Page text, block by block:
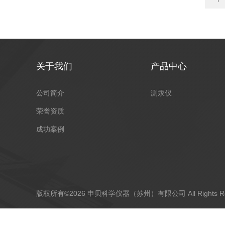
关于我们
公司简介
荣誉资质
成功案例
产品中心
测汞仪
版权所有©2026 申贝科学仪器（苏州）有限公司 All